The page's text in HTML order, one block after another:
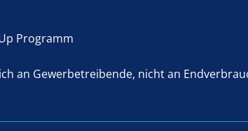
Programm
an Gewerbetreibende, nicht an